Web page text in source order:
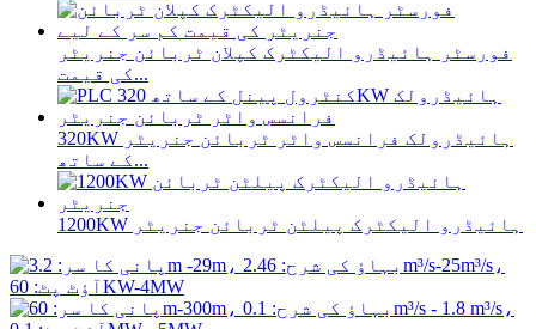
فورسٹر ہائیڈرو الیکٹرک کپلان ٹربائن جنریٹر
کی قیمت...
320KW ہائیڈرولک فرانسس واٹر ٹربائن جنریٹر
کے ساتھ...
1200KW ہائیڈرو الیکٹرک پیلٹن ٹربائن جنریٹر